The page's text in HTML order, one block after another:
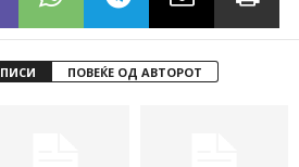
ПОВЕЌЕ ОД АВТОРОТ